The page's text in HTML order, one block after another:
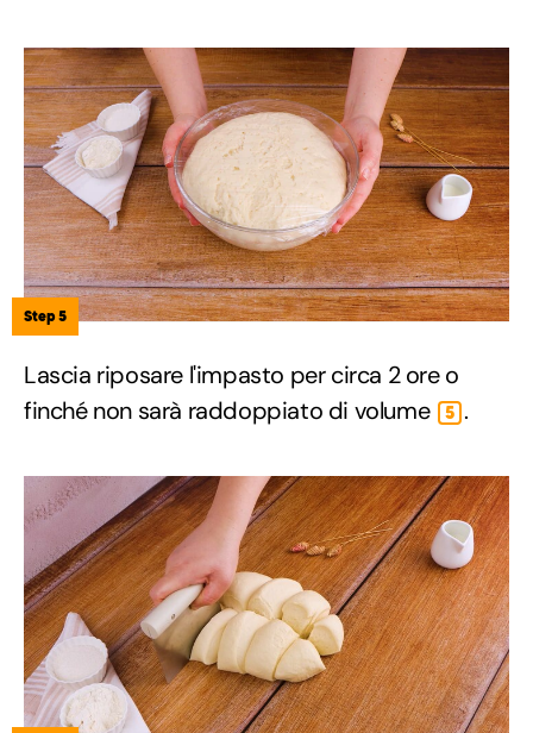
Step 5
Lascia riposare l'impasto per circa 2 ore o
finché non sarà raddoppiato di volume
5 .